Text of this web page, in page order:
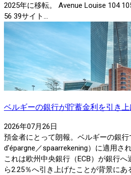
2025年に移転。 Avenue Louise 104
56 39サイト...
ベルギーの銀行が貯蓄金利を引き
2026年07月26日
預金者にとって朗報。ベルギーの銀
d'épargne／spaarrekening）に適用さ
これは欧州中央銀行（ECB）が銀行
ら2.25％へ引き上げたことが背景に